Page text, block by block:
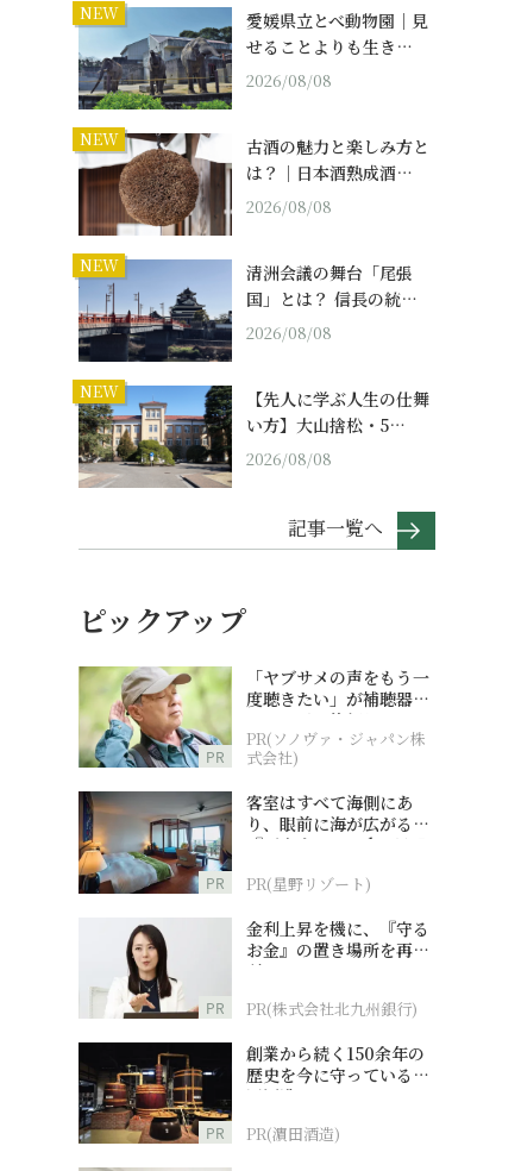
NEW
愛媛県立とべ動物園｜見
せることよりも生き…
2026/08/08
NEW
古酒の魅力と楽しみ方と
は？｜日本酒熟成酒…
2026/08/08
NEW
清洲会議の舞台「尾張
国」とは？ 信長の統…
2026/08/08
NEW
【先人に学ぶ人生の仕舞
い方】大山捨松・5…
2026/08/08
記事一覧へ
ピックアップ
PR
「ヤブサメの声をもう一
度聴きたい」が補聴器チ
ャレンジの後押しに
PR(ソノヴァ・ジャパン株
式会社)
PR
客室はすべて海側にあ
り、眼前に海が広がる
『西表島ホテル by 星野
PR(星野リゾート)
PR
金利上昇を機に、『守る
お金』の置き場所を再検
討
PR(株式会社北九州銀行)
PR
創業から続く150余年の
歴史を今に守っている濵
田酒造
PR(濵田酒造)